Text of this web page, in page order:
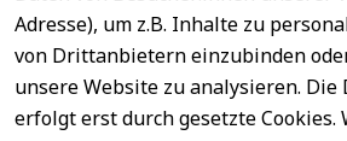
Adresse), um z.B. Inhalte zu
von Drittanbietern einzubinden
unsere Website zu analysieren.
erfolgt erst durch gesetzte Cookies.